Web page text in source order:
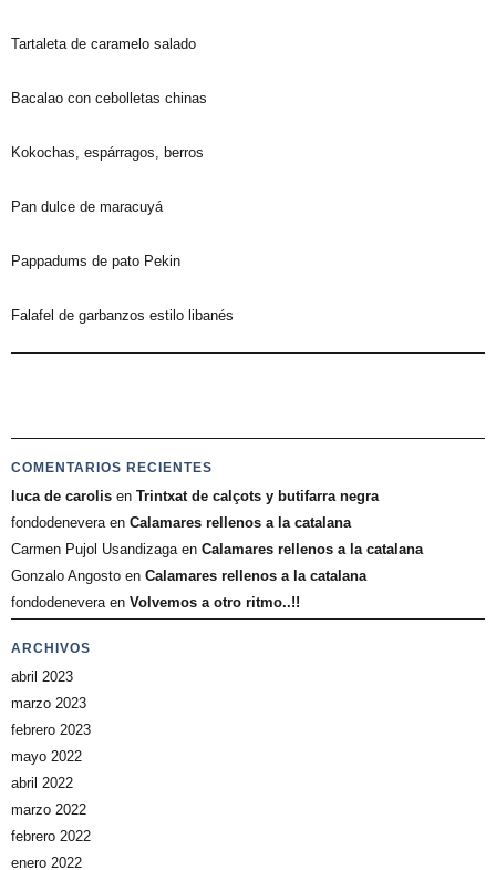
Tartaleta de caramelo salado
Bacalao con cebolletas chinas
Kokochas, espárragos, berros
Pan dulce de maracuyá
Pappadums de pato Pekin
Falafel de garbanzos estilo libanés
COMENTARIOS RECIENTES
luca de carolis en Trintxat de calçots y butifarra negra
fondodeneveraen Calamares rellenos a la catalana
Carmen Pujol Usandizagaen Calamares rellenos a la catalana
Gonzalo Angosto en Calamares rellenos a la catalana
fondodeneveraen Volvemos a otro ritmo..!!
ARCHIVOS
abril 2023
marzo 2023
febrero 2023
mayo 2022
abril 2022
marzo 2022
febrero 2022
enero 2022